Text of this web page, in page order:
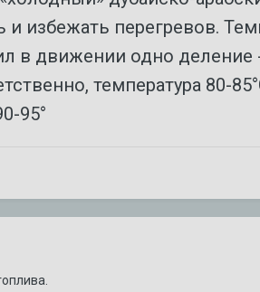
и избежать перегревов.
в движении одно деление
температура 80-
95°